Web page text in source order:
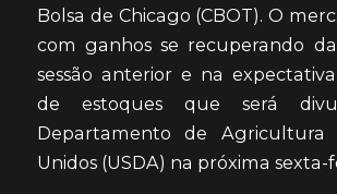
Bolsa de Chicago (CBOT). O
com ganhos se recuperando
sessão anterior e na
de estoques que será
Departamento de Agricultura
Unidos (USDA) na próxima sexta-